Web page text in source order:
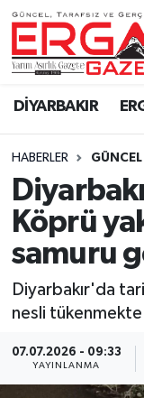
DİYARBAKIR
HABERLER GÜNCEL
Köprü
samuru
Diyarbakır'da
nesli tükenmekte
07.07.2026 - 09:33
YAYINLANMA
DİYARBAKIR
BİSMİL
BAĞLAR
ERGANİ
Güncel
Eği̇ti̇m
Resmi İlanlar
Sağlık
Si̇yaset
Ergani
Ergani Hava
Ergani Trafik
Süper Lig
Tüm
Son Dakika
Haber Arşivi